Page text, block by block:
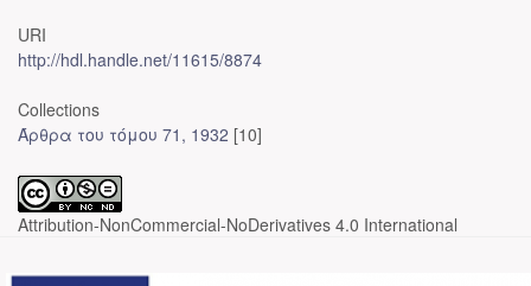
URI
http://hdl.handle.net/11615/8874
Collections
Άρθρα του τόμου 71, 1932 [10]
Attribution-NonCommercial-NoDerivatives 4.0 International